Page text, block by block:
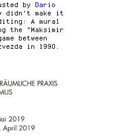
by Dario
didn't make it
A mural
the "Maksimir
between
in 1990.